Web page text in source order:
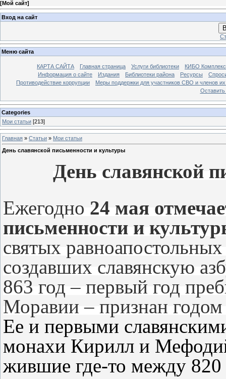
[Мой сайт]
Вход на сайт
Меню сайта
КАРТА САЙТА Главная страница Услуги библиотеки
КИБО
Информация о сайте
Издания Библиотеки района Ресурсы
Противодействие коррупции
Меры поддержки для участников СВО и членов
Оставить
Categories
Мои статьи [213]
Главная » Статьи » Мои статьи
День славянской письменности и культуры
День славянской
Ежегодно 24 мая
письменности и
святых
создавших славянскую
863 год – первый год
Моравии – признан годом
Ее и первыми
монахи Кирилл и
жившие где-то между 820